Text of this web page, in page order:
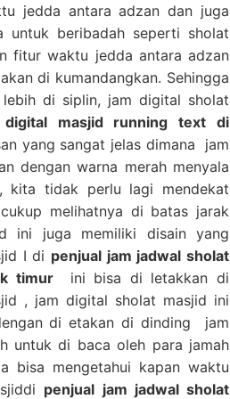
jedda antara adzan dan juga
untuk beribadah seperti sholat
fitur waktu jedda antara adzan
di kumandangkan. Sehingga
lebih di siplin, jam digital sholat
masjid running text di
yang sangat jelas dimana jam
dengan warna merah menyala
kita tidak perlu lagi mendekat
melihatnya di batas jarak
ini juga memiliki disain yang
I di penjual jam jadwal sholat
timurini bisa di letakkan di
, jam digital sholat masjid ini
di etakan di dinding jam
untuk di baca oleh para jamah
bisa mengetahui kapan waktu
penjual jam jadwal sholat